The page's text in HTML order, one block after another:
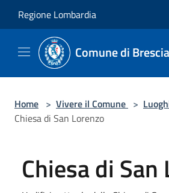
Regione Lombardia
Comune di Brescia
Home > Vivere il Comune >
Chiesa di San Lorenzo
Chiesa di San